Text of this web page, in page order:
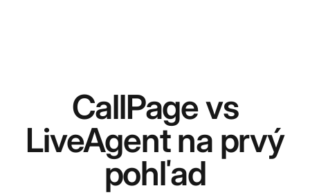
CallPage vs
LiveAgent na prvý
pohľad